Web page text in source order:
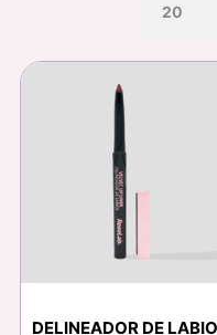
DELINEADOR DE